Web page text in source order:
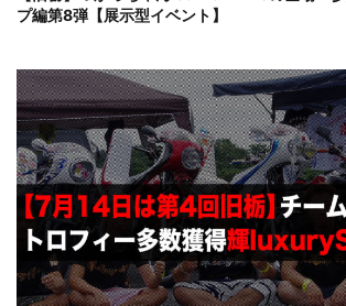
プ編第8弾【展示型イベント】